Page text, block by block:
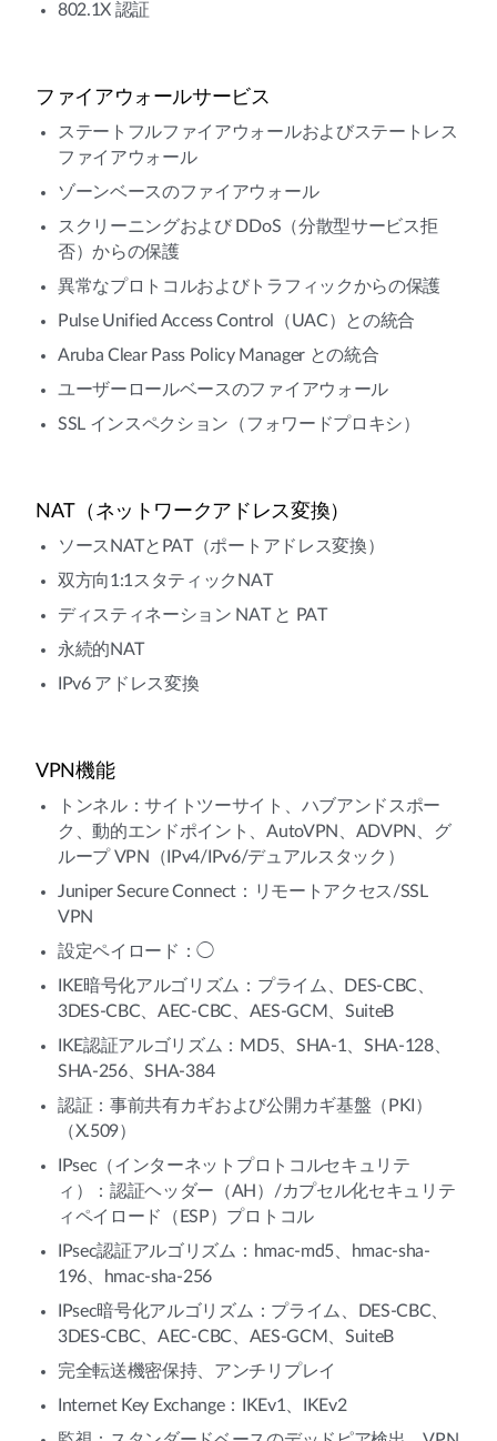
802.1X 認証
ファイアウォールサービス
ステートフルファイアウォールおよびステートレス
ファイアウォール
ゾーンベースのファイアウォール
スクリーニングおよび DDoS（分散型サービス拒
否）からの保護
異常なプロトコルおよびトラフィックからの保護
Pulse Unified Access Control（UAC）との統合
Aruba Clear Pass Policy Manager との統合
ユーザーロールベースのファイアウォール
SSL インスペクション（フォワードプロキシ）
NAT（ネットワークアドレス変換）
ソースNATとPAT（ポートアドレス変換）
双方向1:1スタティックNAT
ディスティネーション NAT と PAT
永続的NAT
IPv6 アドレス変換
VPN機能
トンネル：サイトツーサイト、ハブアンドスポー
ク、動的エンドポイント、AutoVPN、ADVPN、グ
ループ VPN（IPv4/IPv6/デュアルスタック）
Juniper Secure Connect：リモートアクセス/SSL
VPN
設定ペイロード：◯
IKE暗号化アルゴリズム：プライム、DES-CBC、
3DES-CBC、AEC-CBC、AES-GCM、SuiteB
IKE認証アルゴリズム：MD5、SHA-1、SHA-128、
SHA-256、SHA-384
認証：事前共有カギおよび公開カギ基盤（PKI）
（X.509）
IPsec（インターネットプロトコルセキュリテ
ィ）：認証ヘッダー（AH）/カプセル化セキュリテ
ィペイロード（ESP）プロトコル
IPsec認証アルゴリズム：hmac-md5、hmac-sha-
196、hmac-sha-256
IPsec暗号化アルゴリズム：プライム、DES-CBC、
3DES-CBC、AEC-CBC、AES-GCM、SuiteB
完全転送機密保持、アンチリプレイ
Internet Key Exchange：IKEv1、IKEv2